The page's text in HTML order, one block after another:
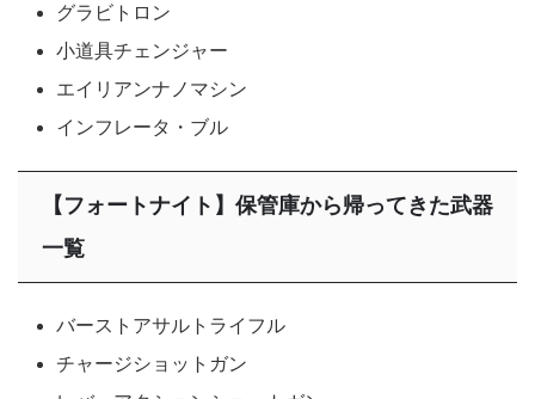
グラビトロン
小道具チェンジャー
エイリアンナノマシン
インフレータ・ブル
【フォートナイト】保管庫から帰ってきた武器
一覧
バーストアサルトライフル
チャージショットガン